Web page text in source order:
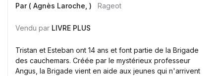
Par ( Agnès Laroche, ) Rageot
Vendu par LIVRE PLUS
Tristan et Esteban ont 14 ans et font partie de la Brigade
des cauchemars. Créée par le mystérieux professeur
Angus, la Brigade vient en aide aux jeunes qui n'arrivent